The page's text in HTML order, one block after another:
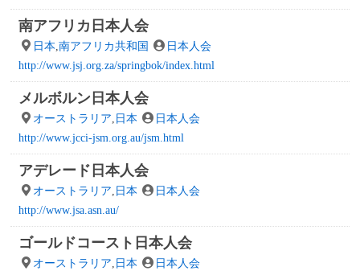
南アフリカ日本人会
日本 ,南アフリカ共和国
日本人会
http://www.jsj.org.za/springbok/index.html
メルボルン日本人会
オーストラリア 日本
日本人会
http://www.jcci-jsm.org.au/jsm.html
アデレード日本人会
オーストラリア 日本
日本人会
http://www.jsa.asn.au/
ゴールドコースト日本人会
オーストラリア 日本
日本人会